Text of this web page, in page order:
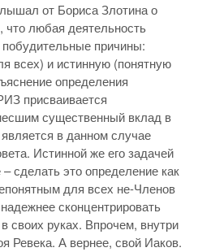
от Бориса Злотина о
что любая деятельность
побудительные причины:
всех) и истинную (понятную
определения
присваивается
существенный вклад в
в данном случае
Истинной же его задачей
сделать это определение как
для всех не-Членов
сконцентрировать
своих руках. Впрочем, внутри
Ревека. А вернее, свой Иаков.